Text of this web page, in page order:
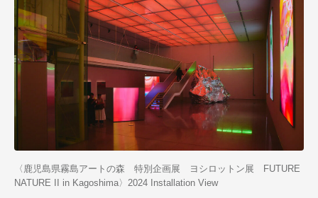
〈鹿児島県霧島アートの森 特別企画展 ヨシロットン展 FUTURE
NATURE II in Kagoshima〉2024 Installation View